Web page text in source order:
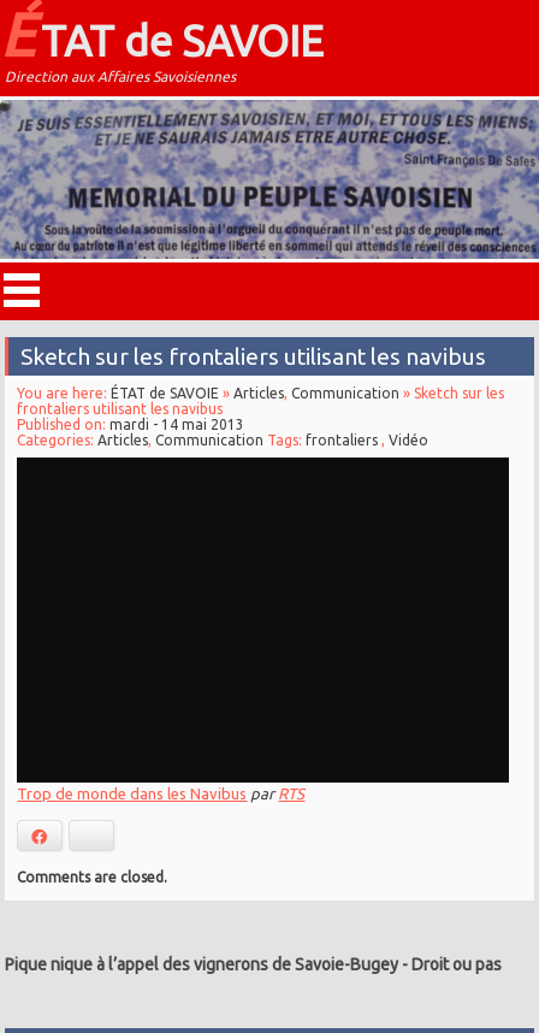
ÉTAT de SAVOIE
Direction aux Affaires Savoisiennes
Sketch sur les frontaliers utilisant les navibus
You are here: ÉTAT de SAVOIE »Articles,Communication » Sketch sur les
frontaliers utilisant les navibus
Published on:mardi - 14 mai 2013
Categories:Articles,Communication Tags:frontaliers ,Vidéo
Trop de monde dans les Navibus parRTS
Comments are closed.
Pique nique à l’appel des vignerons de Savoie-Bugey -Droit ou pas